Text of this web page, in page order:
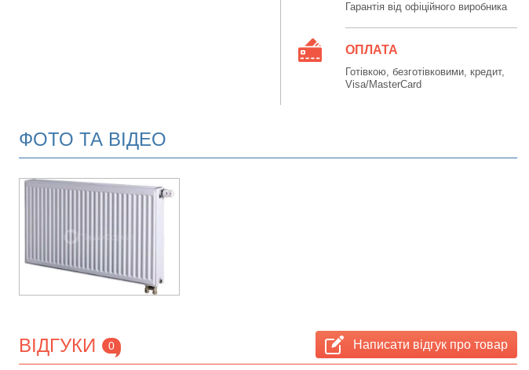
Гарантія від офіційного виробника
ОПЛАТА
Готівкою, безготівковими, кредит,
Visa/MasterCard
ФОТО ТА ВІДЕО
ВІДГУКИ 0 Написати відгук про товар